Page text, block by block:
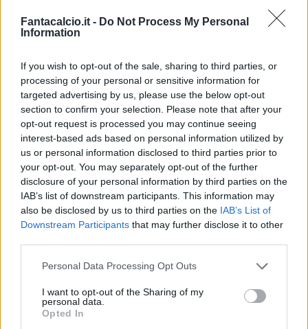
Fantacalcio.it - Do Not Process My Personal
Information
If you wish to opt-out of the sale, sharing to third parties, or
processing of your personal or sensitive information for
targeted advertising by us, please use the below opt-out
section to confirm your selection. Please note that after your
opt-out request is processed you may continue seeing
interest-based ads based on personal information utilized by
us or personal information disclosed to third parties prior to
your opt-out. You may separately opt-out of the further
disclosure of your personal information by third parties on the
IAB’s list of downstream participants. This information may
also be disclosed by us to third parties on the IAB’s List of
Downstream Participants that may further disclose it to other
Personal Data Processing Opt Outs
I want to opt-out of the Sharing of my
personal data.
Opted In
a difendere in maniera determinata e cattiva,
secondi mi fa un po' rabbia perché poi mette
la partita in una direzione tale con una
squadra con una qualità altissima. Poi la
partita è andata in una certa direzione, noi
siamo stati bravi a starci dentro e a creare
anche i presupposti per poterla pareggiare,
creando qualche situazione anche noi
importante. Abbiamo incontrato una squadra
per me forte, con grandi potenzialità".
Sull'occasione Cheddira
può portare anche a farne un altro poi.
Ovviamente dall'altra parte c'era una qualità